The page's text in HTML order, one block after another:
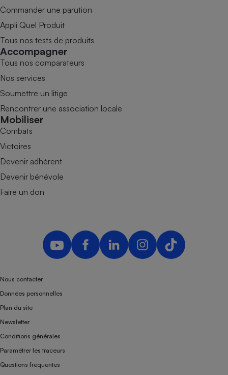
Commander une parution
Appli Quel Produit
Tous nos tests de produits
Accompagner
Tous nos comparateurs
Nos services
Soumettre un litige
Rencontrer une association locale
Mobiliser
Combats
Victoires
Devenir adhérent
Devenir bénévole
Faire un don
Nous contacter
Données personnelles
Plan du site
Newsletter
Conditions générales
Paramétrer les traceurs
Questions fréquentes